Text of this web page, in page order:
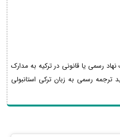
رسمی یا قانونی در ترکیه به مدارک
ترجمه رسمی به زبان ترکی استانبولی